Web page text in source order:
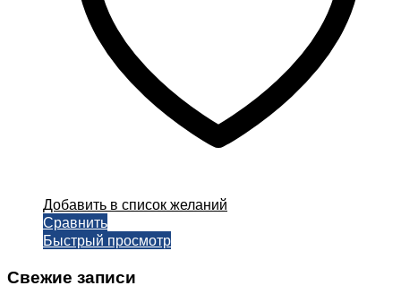
Добавить в список желаний
Сравнить
Быстрый просмотр
Свежие записи